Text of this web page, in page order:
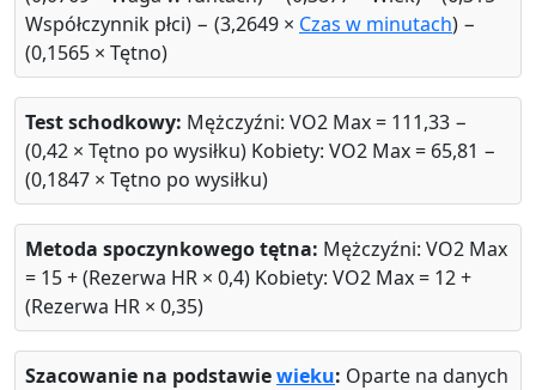
Współczynnik płci) − (3,2649 × Czas w minutach) −
(0,1565 × Tętno)
Test schodkowy: Mężczyźni: VO2 Max = 111,33 −
(0,42 × Tętno po wysiłku) Kobiety: VO2 Max = 65,81 −
(0,1847 × Tętno po wysiłku)
Metoda spoczynkowego tętna: Mężczyźni: VO2 Max
= 15 + (Rezerwa HR × 0,4) Kobiety: VO2 Max = 12 +
(Rezerwa HR × 0,35)
Szacowanie na podstawiewieku: Oparte na danych